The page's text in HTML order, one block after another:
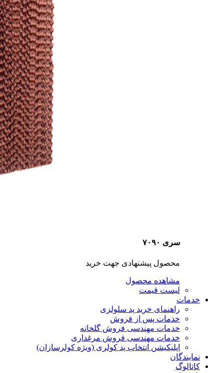
سری ۷۰۹۰
محصول پیشنهادی جهت خرید
مشاهده محصول
لیست قیمت
خدمات
راهنمای خرید پد سلولزی
خدمات پس از فروش
خدمات مهندسی فروش گلخانه
خدمات مهندسی فروش مرغداری
اپلیکیشن انتخاب پد کولری (ویژه کولرسازان)
نمایندگان
کاتالوگ